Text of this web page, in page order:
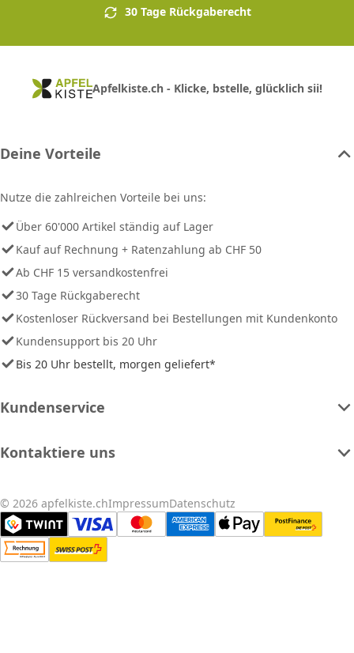
30 Tage Rückgaberecht
Apfelkiste.ch - Klicke, bstelle, glücklich sii!
Deine Vorteile
Nutze die zahlreichen Vorteile bei uns:
Über 60'000 Artikel ständig auf Lager
Kauf auf Rechnung + Ratenzahlung ab CHF 50
Ab CHF 15 versandkostenfrei
30 Tage Rückgaberecht
Kostenloser Rückversand bei Bestellungen mit Kundenkonto
Kundensupport bis 20 Uhr
Bis 20 Uhr bestellt, morgen geliefert*
Kundenservice
Kontaktiere uns
© 2026 apfelkiste.chImpressumDatenschutz